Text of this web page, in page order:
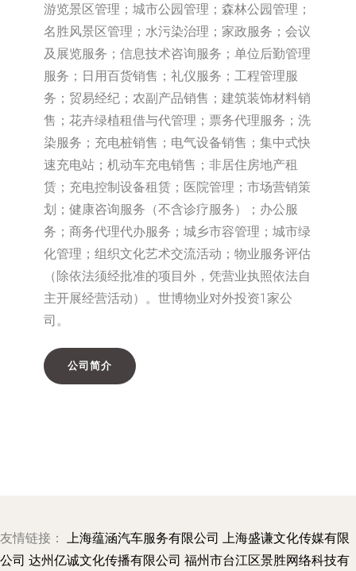
游览景区管理；城市公园管理；森林公园管理；
名胜风景区管理；水污染治理；家政服务；会议
及展览服务；信息技术咨询服务；单位后勤管理
服务；日用百货销售；礼仪服务；工程管理服
务；贸易经纪；农副产品销售；建筑装饰材料销
售；花卉绿植租借与代管理；票务代理服务；洗
染服务；充电桩销售；电气设备销售；集中式快
速充电站；机动车充电销售；非居住房地产租
赁；充电控制设备租赁；医院管理；市场营销策
划；健康咨询服务（不含诊疗服务）；办公服
务；商务代理代办服务；城乡市容管理；城市绿
化管理；组织文化艺术交流活动；物业服务评估
（除依法须经批准的项目外，凭营业执照依法自
主开展经营活动）。世博物业对外投资1家公
司。
公司简介
友情链接： 上海蕴涵汽车服务有限公司 上海盛谦文化传媒有限
公司 达州亿诚文化传播有限公司 福州市台江区景胜网络科技有